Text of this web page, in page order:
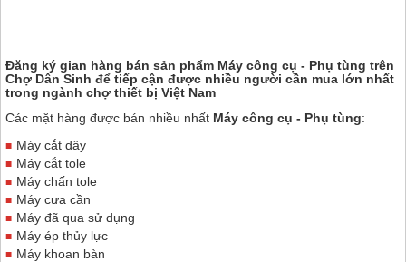
Đăng ký gian hàng bán sản phẩm Máy công cụ - Phụ tùng trên
Chợ Dân Sinh để tiếp cận được nhiều người cần mua lớn nhất
trong ngành chợ thiết bị Việt Nam
Các mặt hàng được bán nhiều nhất Máy công cụ - Phụ tùng:
Máy cắt dây
Máy cắt tole
Máy chấn tole
Máy cưa cần
Máy đã qua sử dụng
Máy ép thủy lực
Máy khoan bàn